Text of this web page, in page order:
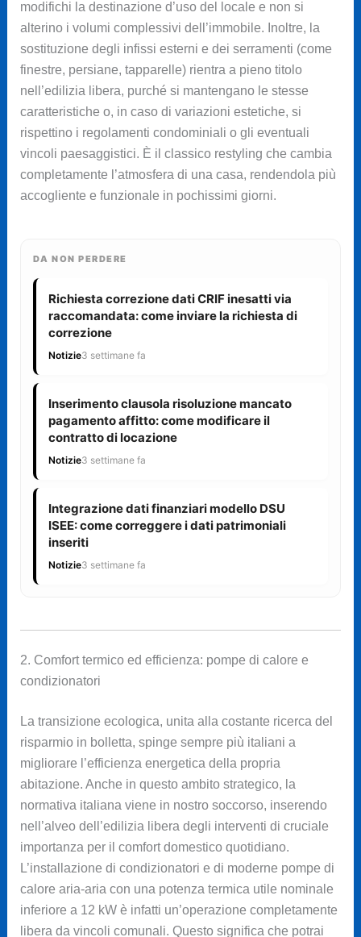
modifichi la destinazione d’uso del locale e non si
alterino i volumi complessivi dell’immobile. Inoltre, la
sostituzione degli infissi esterni e dei serramenti (come
finestre, persiane, tapparelle) rientra a pieno titolo
nell’edilizia libera, purché si mantengano le stesse
caratteristiche o, in caso di variazioni estetiche, si
rispettino i regolamenti condominiali o gli eventuali
vincoli paesaggistici. È il classico restyling che cambia
completamente l’atmosfera di una casa, rendendola più
accogliente e funzionale in pochissimi giorni.
DA NON PERDERE
Richiesta correzione dati CRIF inesatti via
raccomandata: come inviare la richiesta di
correzione
Notizie3 settimane fa
Inserimento clausola risoluzione mancato
pagamento affitto: come modificare il
contratto di locazione
Notizie3 settimane fa
Integrazione dati finanziari modello DSU
ISEE: come correggere i dati patrimoniali
inseriti
Notizie3 settimane fa
2. Comfort termico ed efficienza: pompe di calore e
condizionatori
La transizione ecologica, unita alla costante ricerca del
risparmio in bolletta, spinge sempre più italiani a
migliorare l’efficienza energetica della propria
abitazione. Anche in questo ambito strategico, la
normativa italiana viene in nostro soccorso, inserendo
nell’alveo dell’edilizia libera degli interventi di cruciale
importanza per il comfort domestico quotidiano.
L’installazione di condizionatori e di moderne pompe di
calore aria-aria con una potenza termica utile nominale
inferiore a 12 kW è infatti un’operazione completamente
libera da vincoli comunali. Questo significa che potrai